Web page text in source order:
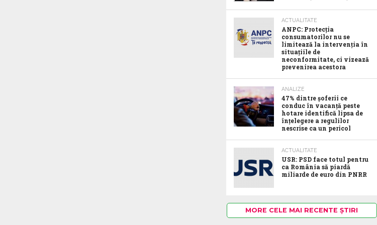
ACTUALITATE
ANPC: Protecția
consumatorilor nu se
limitează la intervenția în
situațiile de
neconformitate, ci vizează
prevenirea acestora
ANALIZE
47% dintre șoferii ce
conduc în vacanță peste
hotare identifică lipsa de
înțelegere a regulilor
nescrise ca un pericol
ACTUALITATE
USR: PSD face totul pentru
ca România să piardă
miliarde de euro din PNRR
MORE CELE MAI RECENTE ȘTIRI